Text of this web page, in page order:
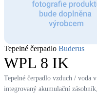
Tepelná
Klimatizace
Zateplení
Obálka budovy
Dotační,
Tepelné čerpadlo Buderus
WPL 8 IK
Tepelné čerpadlo vzduch / voda
integrovaný akumulační